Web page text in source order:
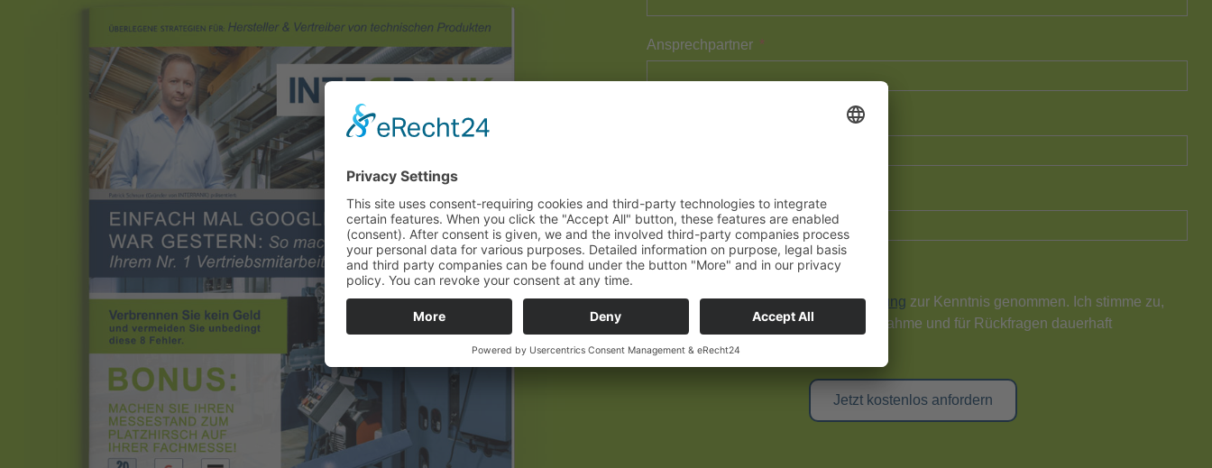
Ansprechpartner
Datenschutz
Ich habe dieDatenschutzerklärung zur Kenntnis genommen. Ich stimme zu,
dass meine Angaben zur Kontaktaufnahme und für Rückfragen dauerhaft
gespeichert werden.
Jetzt kostenlos anfordern